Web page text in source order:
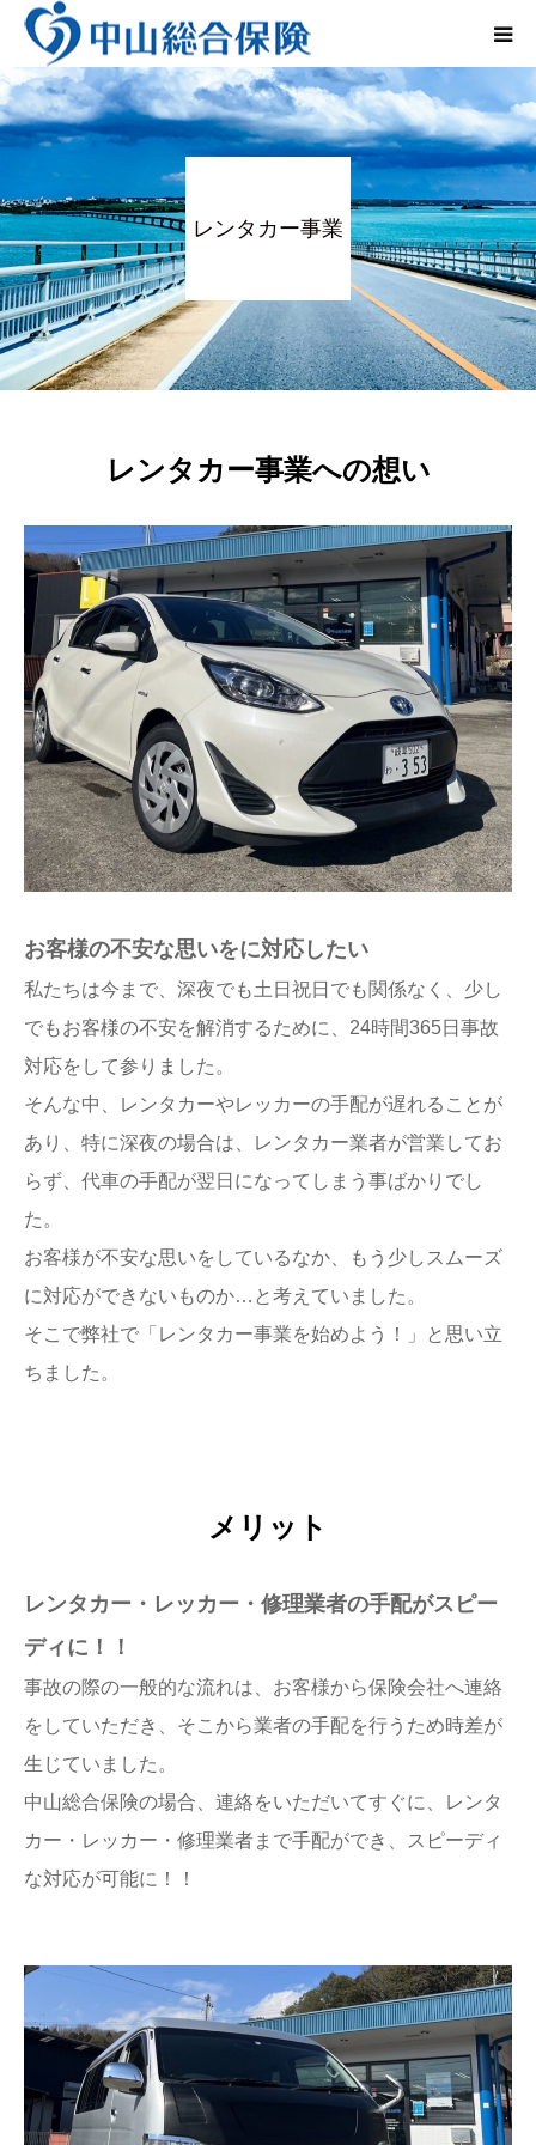
レンタカー事業
レンタカー事業への想い
お客様の不安な思いをに対応したい
私たちは今まで、深夜でも土日祝日でも関係なく、少し
でもお客様の不安を解消するために、24時間365日事故
対応をして参りました。
そんな中、レンタカーやレッカーの手配が遅れることが
あり、特に深夜の場合は、レンタカー業者が営業してお
らず、代車の手配が翌日になってしまう事ばかりでし
た。
お客様が不安な思いをしているなか、もう少しスムーズ
に対応ができないものか…と考えていました。
そこで弊社で「レンタカー事業を始めよう！」と思い立
ちました。
メリット
レンタカー・レッカー・修理業者の手配がスピー
ディに！！
事故の際の一般的な流れは、お客様から保険会社へ連絡
をしていただき、そこから業者の手配を行うため時差が
生じていました。
中山総合保険の場合、連絡をいただいてすぐに、レンタ
カー・レッカー・修理業者まで手配ができ、スピーディ
な対応が可能に！！
法人のお客さま
個人のお客さま
レンタカー事業
会社概要
インタビュー